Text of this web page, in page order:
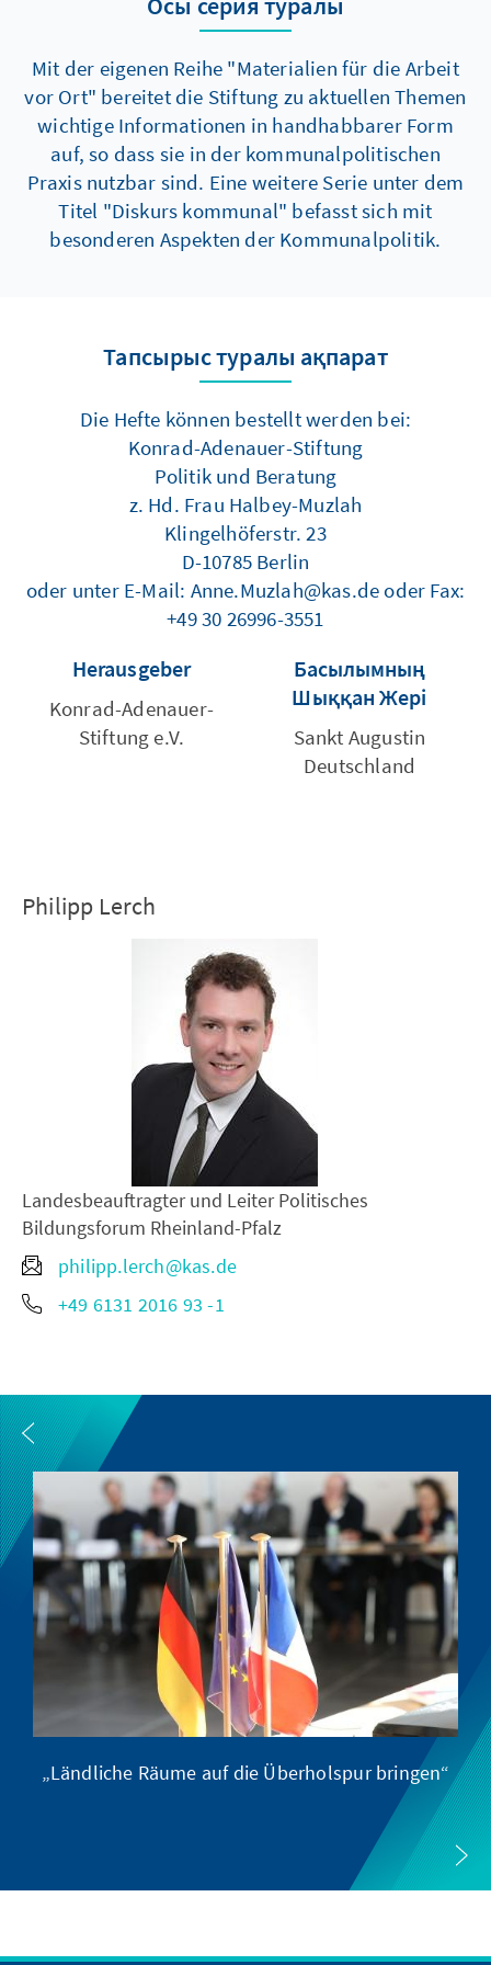
Mit der eigenen Reihe "Materialien für die Arbeit
vor Ort" bereitet die Stiftung zu aktuellen Themen
wichtige Informationen in handhabbarer Form
auf, so dass sie in der kommunalpolitischen
Praxis nutzbar sind. Eine weitere Serie unter dem
Titel "Diskurs kommunal" befasst sich mit
besonderen Aspekten der Kommunalpolitik.
Тапсырыс туралы ақпарат
Die Hefte können bestellt werden bei:
Konrad-Adenauer-Stiftung
Politik und Beratung
z. Hd. Frau Halbey-Muzlah
Klingelhöferstr. 23
D-10785 Berlin
oder unter E-Mail: Anne.Muzlah@kas.de oder Fax:
+49 30 26996-3551
Herausgeber
Konrad-Adenauer-
Stiftung e.V.
Басылымның
Шыққан Жері
Sankt Augustin
Deutschland
Philipp Lerch
Landesbeauftragter und Leiter Politisches
Bildungsforum Rheinland-Pfalz
philipp.lerch@kas.de
+49 6131 2016 93 -1
„Ländliche Räume auf die Überholspur bringen“